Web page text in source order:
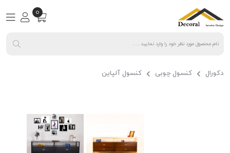
0
دکورال کنسول چوبی کنسول آلپاین